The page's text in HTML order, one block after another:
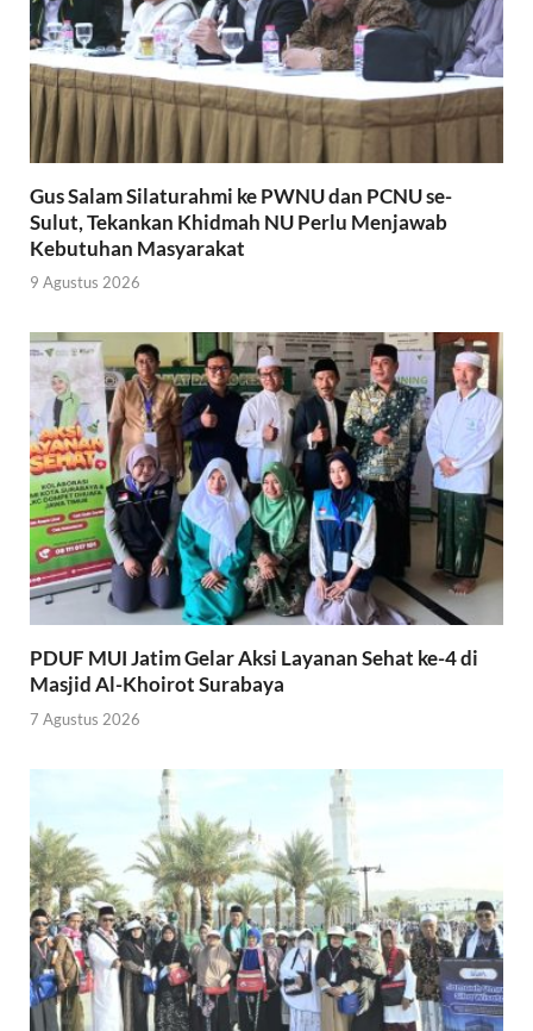
Gus Salam Silaturahmi ke PWNU dan PCNU se-
Sulut, Tekankan Khidmah NU Perlu Menjawab
Kebutuhan Masyarakat
9 Agustus 2026
PDUF MUI Jatim Gelar Aksi Layanan Sehat ke-4 di
Masjid Al-Khoirot Surabaya
7 Agustus 2026